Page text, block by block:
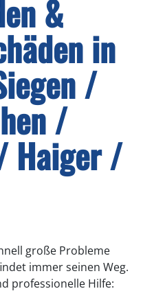
&
in
/
/
Haiger /
große Probleme
immer seinen Weg.
professionelle Hilfe: